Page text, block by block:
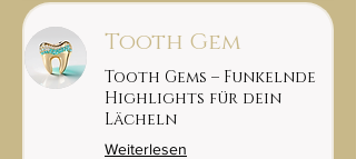
Tooth Gem
Tooth Gems – Funkelnde
Highlights für dein
Lächeln
Weiterlesen